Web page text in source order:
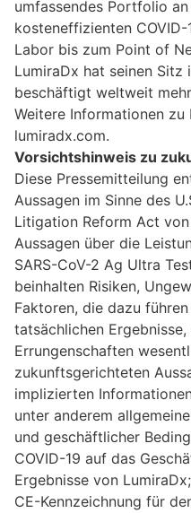
umfassendes Portfolio
kosteneffizienten
Labor bis zum Point of
LumiraDx hat seinen Sitz
beschäftigt weltweit
Weitere Informationen
lumiradx.com.
Vorsichtshinweis zu
Diese Pressemitteilung
Aussagen im Sinne des
Litigation Reform Act
Aussagen über die
SARS-CoV-2 Ag Ultra
beinhalten Risiken,
Faktoren, die dazu
tatsächlichen
Errungenschaften
zukunftsgerichteten
implizierten
unter anderem
und geschäftlicher
COVID-19 auf das
Ergebnisse von
CE-Kennzeichnung für